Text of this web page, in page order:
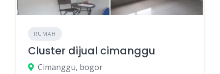
RUMAH
Cluster dijual cimanggu
Cimanggu, bogor